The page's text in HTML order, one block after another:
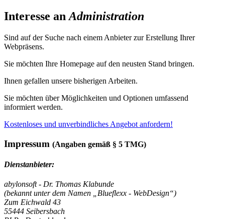
Interesse anAdministration
Sind auf der Suche nach einem Anbieter zur Erstellung Ihrer
Webpräsens.
Sie möchten Ihre Homepage auf den neusten Stand bringen.
Ihnen gefallen unsere bisherigen Arbeiten.
Sie möchten über Möglichkeiten und Optionen umfassend
informiert werden.
Kostenloses und unverbindliches Angebot anfordern!
Impressum (Angaben gemäß § 5 TMG)
Dienstanbieter:
abylonsoft - Dr. Thomas Klabunde
(bekannt unter dem Namen „Blueflexx - WebDesign“)
Zum Eichwald 43
55444 Seibersbach